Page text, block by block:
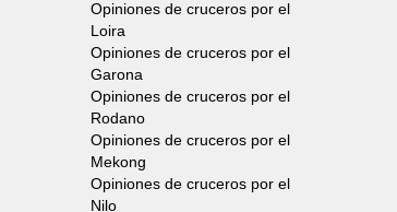
Opiniones de cruceros por el
Loira
Opiniones de cruceros por el
Garona
Opiniones de cruceros por el
Rodano
Opiniones de cruceros por el
Mekong
Opiniones de cruceros por el
Nilo